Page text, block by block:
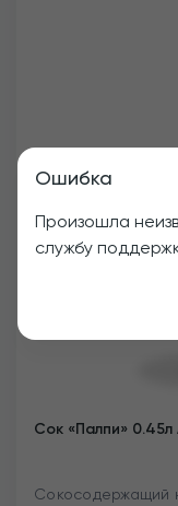
Ошибка
Произошла
службу
Сок «Палпи»
Сокосодержащий